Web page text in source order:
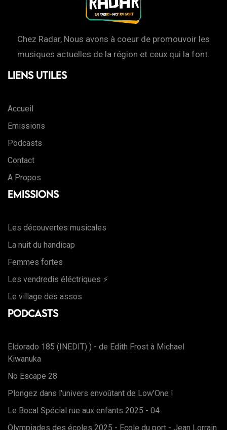
Chez Radar, Nous avons à coeur de promouvoir les
musiques actuelles de la région et ceux qui la font.
Liens Utiles
Accueil
Emissions
Podcasts
Contact
A Propos
Emissions
Les découvertes musicales
La nuit du handicap
Femmes fortes
Les vendredis éléctriques ⚡️
Le village des assos
Podcasts
Eldorado 185 (INEDIT) ) - de Edith Frost à Michael
Kiwanuka
No Escape 28
Plongez dans l'univers envoûtant de Low'One !
Le Bocal Spécial rue aux enfants 2025 - 04
Olympiades des écoles 2025 - Ecole du port - Jean Lorrain